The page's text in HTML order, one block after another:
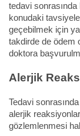
tedavi
konudaki
geçebilmek için
takdirde de ödem
doktora
Alerjik
Tedavi
alerjik
gözlemlenmesi